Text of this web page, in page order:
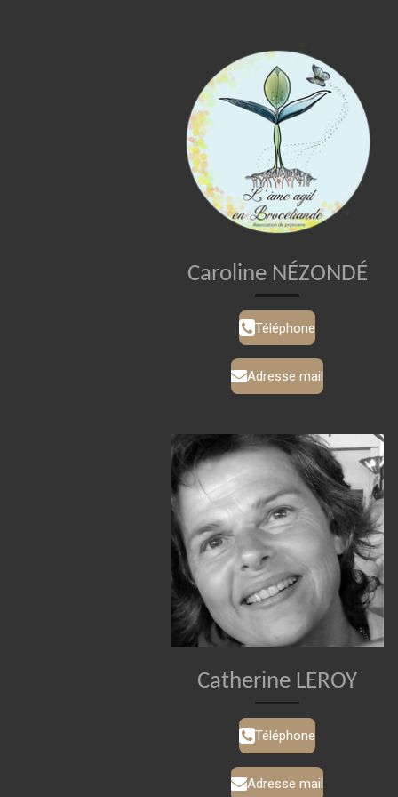
Caroline NÉZONDÉ
Téléphone
Adresse mail
Catherine LEROY
Téléphone
Adresse mail